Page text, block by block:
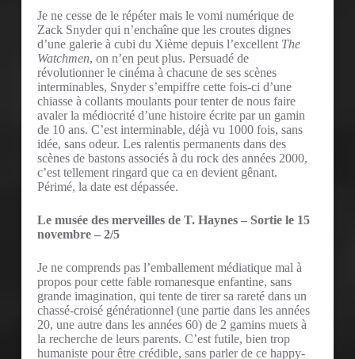
Je ne cesse de le répéter mais le vomi numérique de
Zack Snyder qui n’enchaîne que les croutes dignes
d’une galerie à cubi du Xième depuis l’excellent The
Watchmen, on n’en peut plus. Persuadé de
révolutionner le cinéma à chacune de ses scènes
interminables, Snyder s’empiffre cette fois-ci d’une
chiasse à collants moulants pour tenter de nous faire
avaler la médiocrité d’une histoire écrite par un gamin
de 10 ans. C’est interminable, déjà vu 1000 fois, sans
idée, sans odeur. Les ralentis permanents dans des
scènes de bastons associés à du rock des années 2000,
c’est tellement ringard que ca en devient gênant.
Périmé, la date est dépassée.
Le musée des merveilles de T. Haynes – Sortie le 15
novembre – 2/5
Je ne comprends pas l’emballement médiatique mal à
propos pour cette fable romanesque enfantine, sans
grande imagination, qui tente de tirer sa rareté dans un
chassé-croisé générationnel (une partie dans les années
20, une autre dans les années 60) de 2 gamins muets à
la recherche de leurs parents. C’est futile, bien trop
humaniste pour être crédible, sans parler de ce happy-